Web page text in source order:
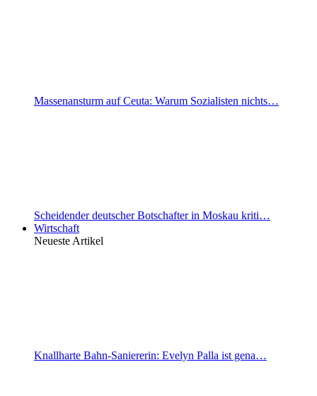
Massenansturm auf Ceuta: Warum Sozialisten nichts…
Scheidender deutscher Botschafter in Moskau kriti…
Wirtschaft
Neueste Artikel
Knallharte Bahn-Saniererin: Evelyn Palla ist gena…